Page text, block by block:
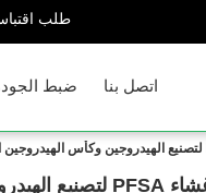
طلب
ضبط اتصل بنا